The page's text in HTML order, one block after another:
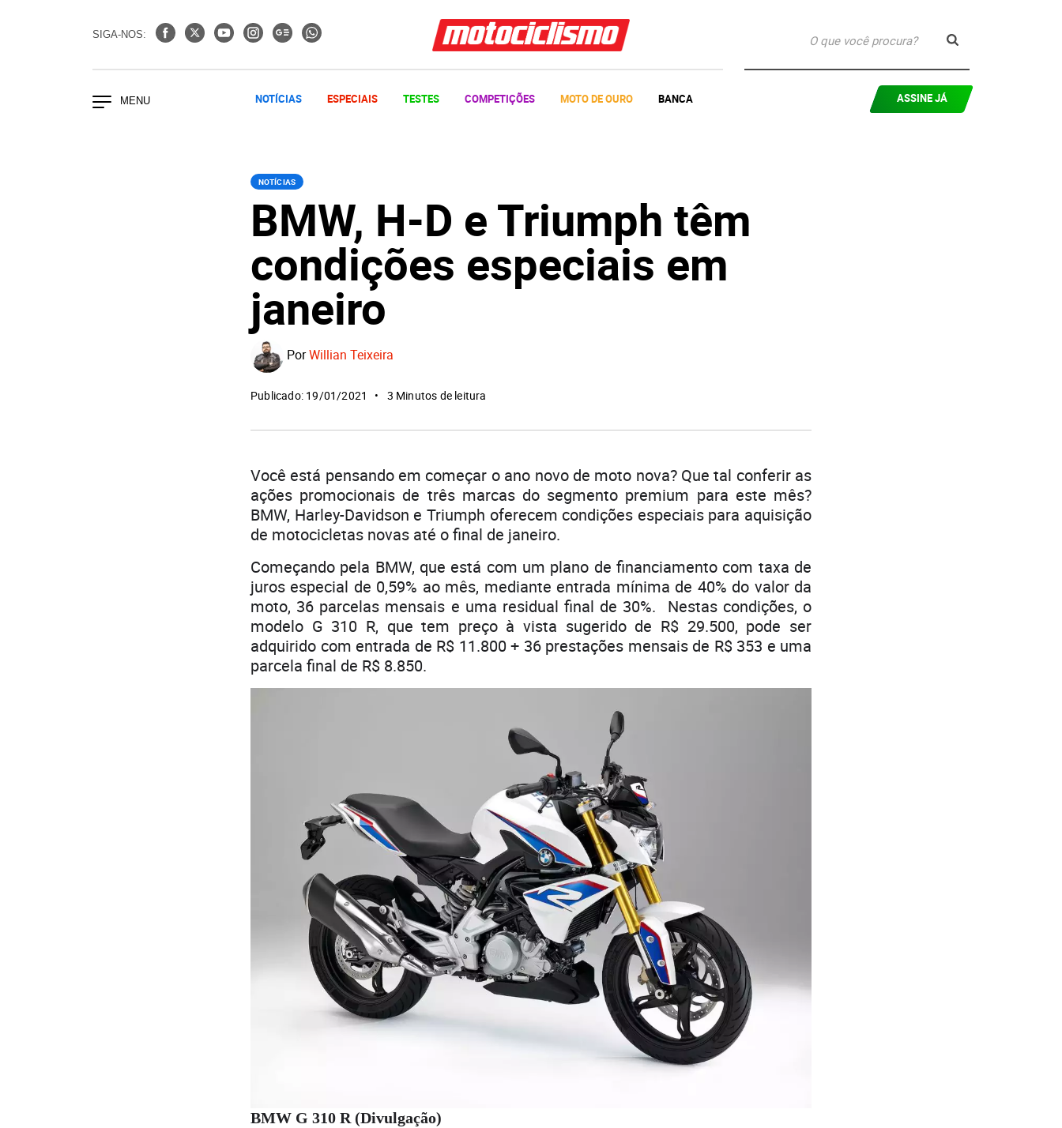
SIGA-NOS:
NOTÍCIAS ESPECIAIS TESTES COMPETIÇÕES MOTO DE OURO BANCA ASSINE JÁ
NOTÍCIAS
BMW, H-D e Triumph têm
condições especiais em
janeiro
PorWillian Teixeira
Publicado: 19/01/2021 3 Minutos de leitura
Você está pensando em começar o ano novo de moto nova? Que tal conferir as
ações promocionais de três marcas do segmento premium para este mês?
BMW, Harley-Davidson e Triumph oferecem condições especiais para aquisição
de motocicletas novas até o final de janeiro.
Começando pela BMW, que está com um plano de financiamento com taxa de
juros especial de 0,59% ao mês, mediante entrada mínima de 40% do valor da
moto, 36 parcelas mensais e uma residual final de 30%. Nestas condições, o
modelo G 310 R, que tem preço à vista sugerido de R$ 29.500, pode ser
adquirido com entrada de R$ 11.800 + 36 prestações mensais de R$ 353 e uma
parcela final de R$ 8.850.
BMW G 310 R (Divulgação)